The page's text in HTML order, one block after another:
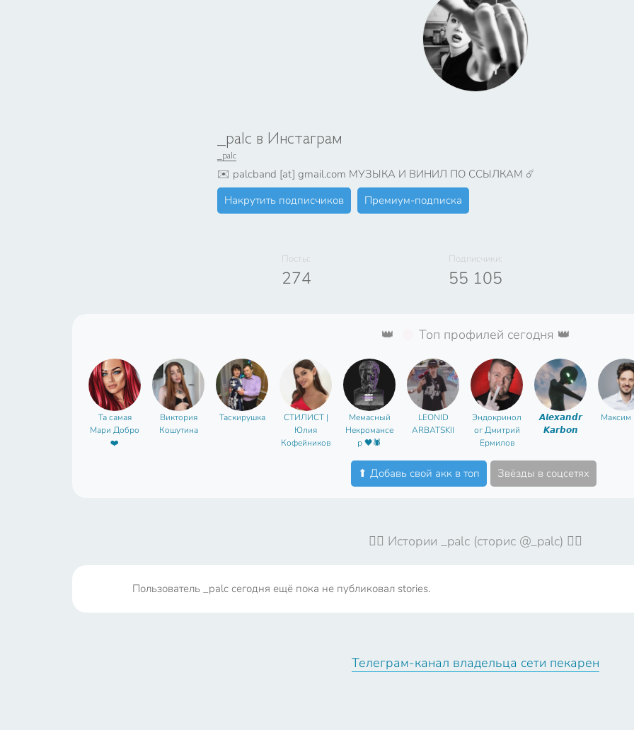
_palc в Инстаграм
_palc
✉️ palcband [at] gmail.com МУЗЫКА И ВИНИЛ ПО ССЫЛКАМ ☄️
Накрутить подписчиков
Премиум-подписка
Посты:
274
Подписчики:
55 105
👑 Топ профилей сегодня 👑
Та самая
Мари Добро
❤️
Виктория
Кошутина
Таскирушка
СТИЛИСТ |
Юлия
Кофейников
Мемасный
Некромансе
р 🖤🕷
LEONID
ARBATSKII
Эндокринол
ог Дмитрий
Ермилов
𝘼𝙡𝙚𝙭𝙖𝙣𝙙𝙧
𝙆𝙖𝙧𝙗𝙤𝙣
Максим
⬆ Добавь свой акк в топ Звёзды в соцсетях
🤦‍♀️ Истории _palc (сторис @_palc) 🤦‍♀️
Пользователь _palc сегодня ещё пока не публиковал stories.
Телеграм-канал владельца сети пекарен